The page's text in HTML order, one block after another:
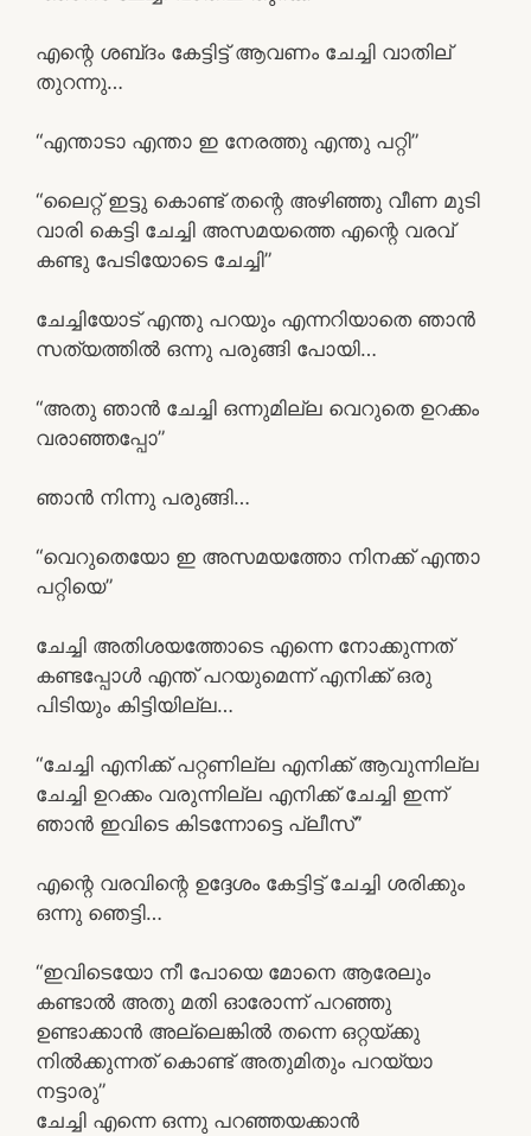
എന്റെ ശബ്‌ദം കേട്ടിട്ട് ആവണം ചേച്ചി വാതില്
തുറന്നു…
“എന്താടാ എന്താ ഇ നേരത്തു എന്തു പറ്റി”
“ലൈറ്റ് ഇട്ടു കൊണ്ട് തന്റെ അഴിഞ്ഞു വീണ മുടി
വാരി കെട്ടി ചേച്ചി അസമയത്തെ എന്റെ വരവ്
കണ്ടു പേടിയോടെ ചേച്ചി”
ചേച്ചിയോട് എന്തു പറയും എന്നറിയാതെ ഞാൻ
സത്യത്തിൽ ഒന്നു പരുങ്ങി പോയി…
“അതു ഞാൻ ചേച്ചി ഒന്നുമില്ല വെറുതെ ഉറക്കം
വരാഞ്ഞപ്പോ”
ഞാൻ നിന്നു പരുങ്ങി…
“വെറുതെയോ ഇ അസമയത്തോ നിനക്ക് എന്താ
പറ്റിയെ”
ചേച്ചി അതിശയത്തോടെ എന്നെ നോക്കുന്നത്
കണ്ടപ്പോൾ എന്ത് പറയുമെന്ന് എനിക്ക് ഒരു
പിടിയും കിട്ടിയില്ല…
“ചേച്ചി എനിക്ക് പറ്റണില്ല എനിക്ക് ആവുന്നില്ല
ചേച്ചി ഉറക്കം വരുന്നില്ല എനിക്ക് ചേച്ചി ഇന്ന്
ഞാൻ ഇവിടെ കിടന്നോട്ടെ പ്ലീസ്”
എന്റെ വരവിന്റെ ഉദ്ദേശം കേട്ടിട്ട് ചേച്ചി ശരിക്കും
ഒന്നു ഞെട്ടി…
“ഇവിടെയോ നീ പോയെ മോനെ ആരേലും
കണ്ടാൽ അതു മതി ഓരോന്ന് പറഞ്ഞു
ഉണ്ടാക്കാൻ അല്ലെങ്കിൽ തന്നെ ഒറ്റയ്ക്കു
നിൽക്കുന്നത് കൊണ്ട് അതുമിതും പറയ്യാ
നട്ടാരു”
ചേച്ചി എന്നെ ഒന്നു പറഞ്ഞയക്കാൻ